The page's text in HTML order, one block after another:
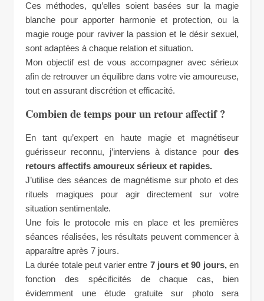
Ces méthodes, qu’elles soient basées sur la magie
blanche pour apporter harmonie et protection, ou la
magie rouge pour raviver la passion et le désir sexuel,
sont adaptées à chaque relation et situation.
Mon objectif est de vous accompagner avec sérieux
afin de retrouver un équilibre dans votre vie amoureuse,
tout en assurant discrétion et efficacité.
Combien de temps pour un retour affectif ?
En tant qu’expert en haute magie et magnétiseur
guérisseur reconnu, j’interviens à distance pour des
retours affectifs amoureux sérieux et rapides.
J’utilise des séances de magnétisme sur photo et des
rituels magiques pour agir directement sur votre
situation sentimentale.
Une fois le protocole mis en place et les premières
séances réalisées, les résultats peuvent commencer à
apparaître après 7 jours.
La durée totale peut varier entre 7 jours et 90 jours,en
fonction des spécificités de chaque cas, bien
évidemment une étude gratuite sur photo sera